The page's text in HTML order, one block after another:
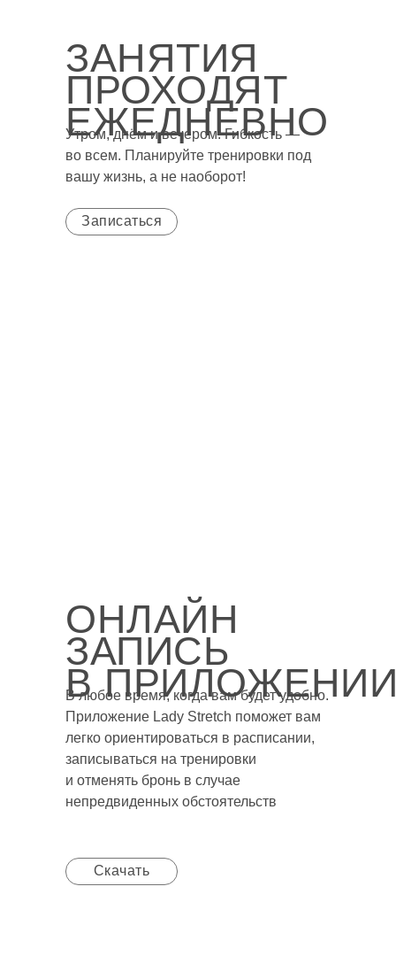
ЗАНЯТИЯ
ПРОХОДЯТ
ЕЖЕДНЕВНО
Утром, днём и вечером. Гибкость —
во всем. Планируйте тренировки под
вашу жизнь, а не наоборот!
Записаться
ОНЛАЙН
ЗАПИСЬ
В
В любое время, когда вам будет удобно.
Приложение Lady Stretch поможет вам
легко ориентироваться в расписании,
записываться на тренировки
и отменять бронь в случае
непредвиденных обстоятельств
Скачать